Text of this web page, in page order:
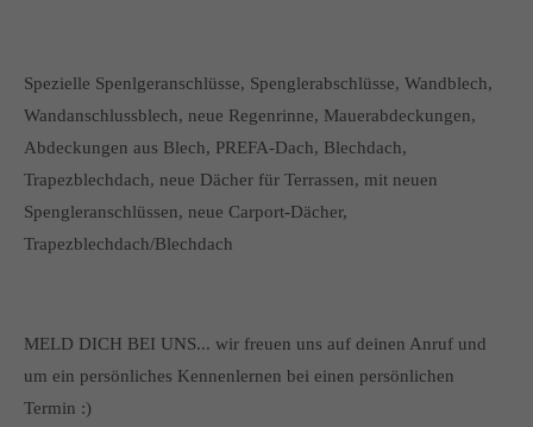
Spezielle Spenlgeranschlüsse, Spenglerabschlüsse, Wandblech,
Wandanschlussblech, neue Regenrinne, Mauerabdeckungen,
Abdeckungen aus Blech, PREFA-Dach, Blechdach,
Trapezblechdach, neue Dächer für Terrassen, mit neuen
Spengleranschlüssen, neue Carport-Dächer,
Trapezblechdach/Blechdach
MELD DICH BEI UNS... wir freuen uns auf deinen Anruf und
um ein persönliches Kennenlernen bei einen persönlichen
Termin :)